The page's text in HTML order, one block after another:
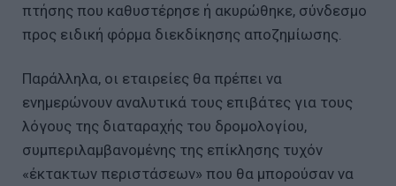
πτήσης που καθυστέρησε ή ακυρώθηκε, σύνδεσμο
προς ειδική φόρμα διεκδίκησης αποζημίωσης.
Παράλληλα, οι εταιρείες θα πρέπει να
ενημερώνουν αναλυτικά τους επιβάτες για τους
λόγους της διαταραχής του δρομολογίου,
συμπεριλαμβανομένης της επίκλησης τυχόν
«έκτακτων περιστάσεων» που θα μπορούσαν να